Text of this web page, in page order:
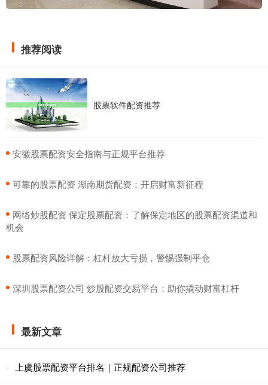
推荐阅读
股票软件配资推荐
​安徽股票配资安全指南与正规平台推荐
​可靠的股票配资 湖南期货配资：开启财富新征程
​网络炒股配资 保定股票配资：了解保定地区的股票配资渠道和
机会
​股票配资风险详解：杠杆放大亏损，警惕强制平仓
​深圳股票配资公司 炒股配资交易平台：助你撬动财富杠杆
最新文章
上虞股票配资平台排名｜正规配资公司推荐